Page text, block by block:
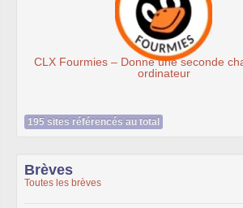
à ton Association
195 sites référencés au total
Brèves
Toutes les brèves